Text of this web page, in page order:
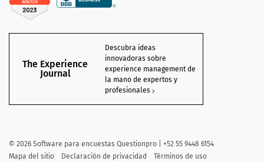
The Experience
Journal
Descubra ideas
innovadoras sobre
experience management de
la mano de expertos y
profesionales
© 2026 Software para encuestas Questionpro | +52 55 9448 6154
Mapa del sitio
Declaración de privacidad Términos de uso